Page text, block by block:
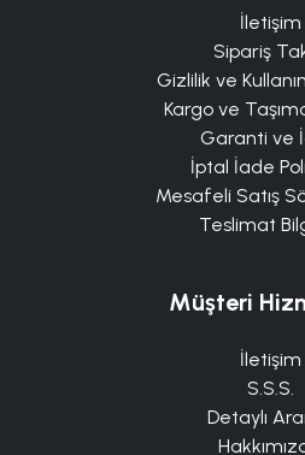
İletişim
Sipariş
Gizlilik ve
Kargo ve
Garanti ve
İptal İade
Mesafeli Satış
Teslimat
Müşteri
İletişim
S.S.S.
Detaylı